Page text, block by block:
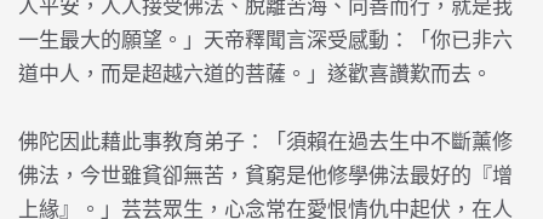
人平安，人人接受佛法、脫離苦海、向善而行，就是我
一生最大的願望。」天帝釋聞言深受感動：「你已非六
道中人，而是超越六道的菩薩。」遂歡喜讚歎而去。
佛陀因此藉此事教育弟子：「須賴在過去生中不斷薰修
佛法，今世雖貧卻無苦，貧窮是他修學佛法最好的『增
上緣』。」芸芸眾生，心念常在愛恨情仇中起伏，在人